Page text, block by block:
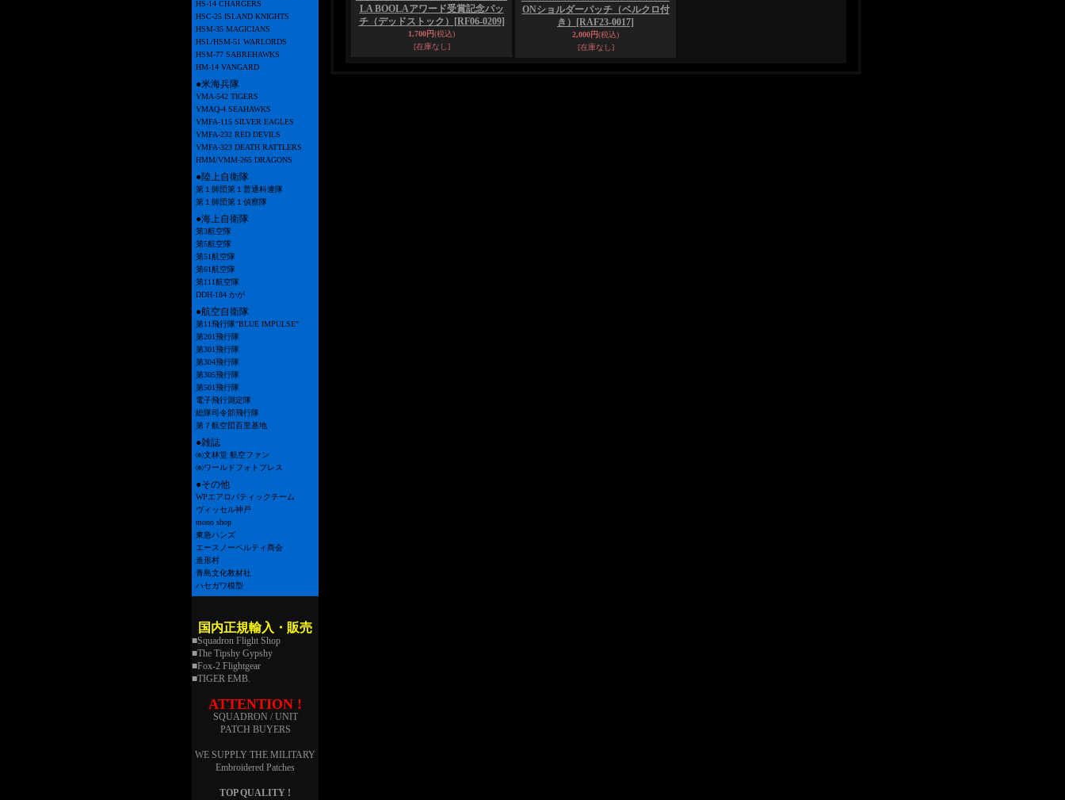
HS-14 CHARGERS
HSC-25 ISLAND KNIGHTS
HSM-35 MAGICIANS
HSL/HSM-51 WARLORDS
HSM-77 SABREHAWKS
HM-14 VANGARD
●米海兵隊
VMA-542 TIGERS
VMAQ-4 SEAHAWKS
VMFA-115 SILVER EAGLES
VMFA-232 RED DEVILS
VMFA-323 DEATH RATTLERS
HMM/VMM-265 DRAGONS
●陸上自衛隊
第１師団第１普通科連隊
第１師団第１偵察隊
●海上自衛隊
第3航空隊
第5航空隊
第51航空隊
第61航空隊
第111航空隊
DDH-184 かが
●航空自衛隊
第11飛行隊"BLUE IMPULSE"
第201飛行隊
第301飛行隊
第304飛行隊
第305飛行隊
第501飛行隊
電子飛行測定隊
総隊司令部飛行隊
第７航空団百里基地
●雑誌
㈱文林堂 航空ファン
㈱ワールドフォトプレス
●その他
WPエアロバティックチーム
ヴィッセル神戸
mono shop
東急ハンズ
エースノーベルティ商会
造形村
青島文化教材社
ハセガワ模型
国内正規輸入・販売
■Squadron Flight Shop
■The Tipshy Gypshy
■Fox-2 Flightgear
■TIGER EMB.
ATTENTION !
SQUADRON / UNIT
PATCH BUYERS
WE SUPPLY THE MILITARY
Embroidered Patches
TOP QUALITY !
LA BOOLAアワード受賞記念パッ
チ（デッドストック）
[RF06-0209]
1,700円(税込)
[在庫なし]
ONショルダーパッチ（ベルクロ付
き）
[RAF23-0017]
2,000円(税込)
[在庫なし]